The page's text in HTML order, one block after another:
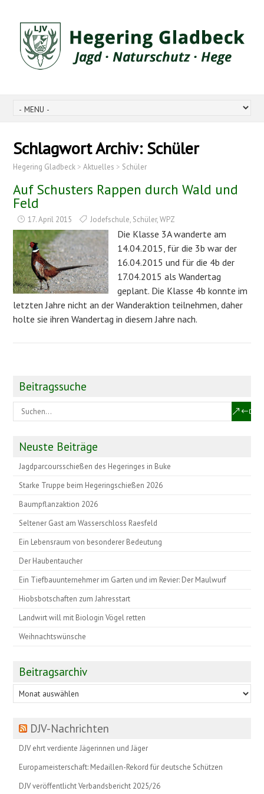
Schlagwort Archiv: Schüler
Hegering Gladbeck >Aktuelles > Schüler
Auf Schusters Rappen durch Wald und
Feld
17. April 2015 Jodefschule, Schüler,WPZ
Die Klasse 3A wanderte am
14.04.2015, für die 3b war der
16.04.2015 und für die 4b der
17.04.2015 als Wandertag
geplant. Die Klasse 4b konnte im
letzten Jahre nicht an der Wanderaktion teilnehmen, daher
holte sie ihren Wandertag in diesem Jahre nach.
Beitragssuche
Neuste Beiträge
Jagdparcoursschießen des Hegeringes in Buke
Starke Truppe beim Hegeringschießen 2026
Baumpflanzaktion 2026
Seltener Gast am Wasserschloss Raesfeld
Ein Lebensraum von besonderer Bedeutung
Der Haubentaucher
Ein Tiefbauunternehmer im Garten und im Revier: Der Maulwurf
Hiobsbotschaften zum Jahresstart
Landwirt will mit Biologin Vögel retten
Weihnachtswünsche
Beitragsarchiv
Beitragsarchiv
DJV-Nachrichten
DJV ehrt verdiente Jägerinnen und Jäger
Europameisterschaft: Medaillen-Rekord für deutsche Schützen
DJV veröffentlicht Verbandsbericht 2025/26